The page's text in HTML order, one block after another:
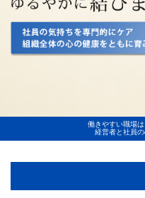
働きやすい職場は
経営者と社員